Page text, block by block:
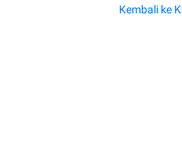
Kembali ke